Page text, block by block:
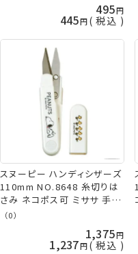
495
445 税込
スヌーピー ハンディシザーズ
110mm NO.8648 糸切りは
さみ ネコポス可 ミササ 手芸
の山久
（0）
1,375
1,237 税込